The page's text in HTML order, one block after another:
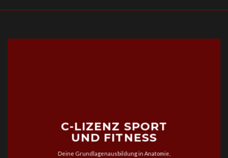
C-LIZENZ SPORT
UND FITNESS
Deine Grundlagenausbildung in Anatomie,